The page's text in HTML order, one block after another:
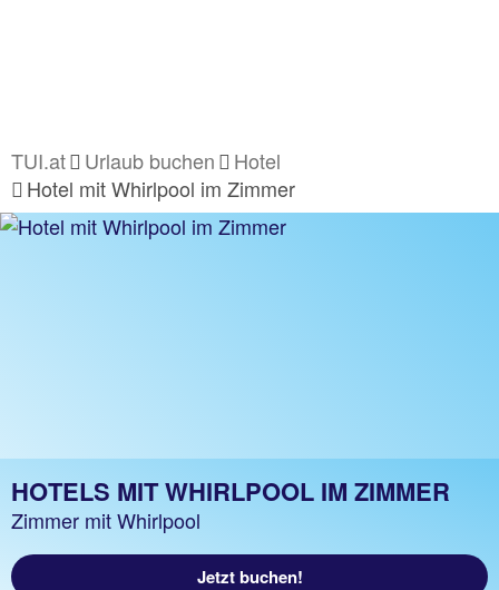
TUI.at Urlaub buchen
Hotel
Hotel mit Whirlpool im Zimmer
HOTELS MIT WHIRLPOOL IM ZIMMER
Zimmer mit Whirlpool
Jetzt buchen!